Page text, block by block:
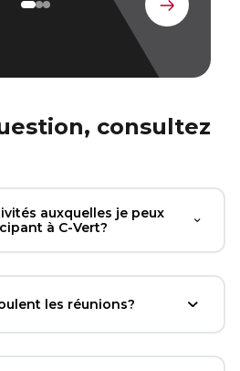
Élément
suivant
consultez
auxquelles je peux
à C-Vert?
les réunions?